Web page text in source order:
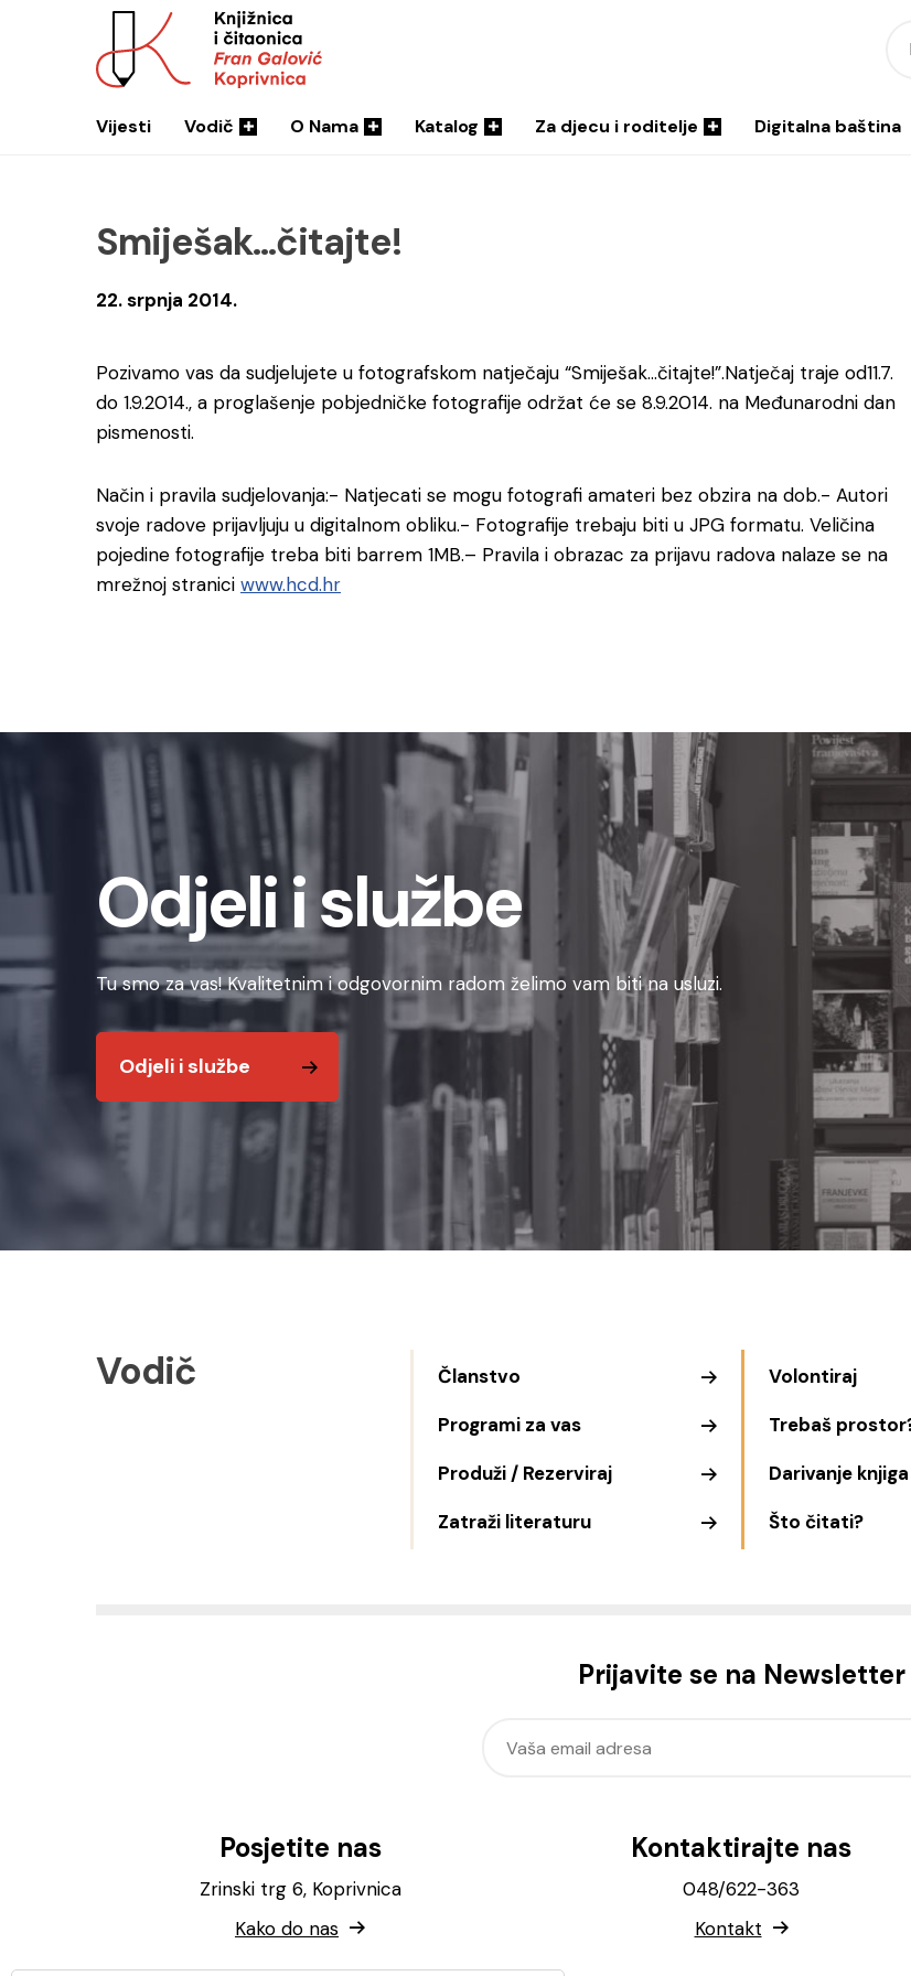
Vijesti Vodič O Nama Katalog Za djecu i roditelje Digitalna baština
Smiješak…čitajte!
22. srpnja 2014.
Pozivamo vas da sudjelujete u fotografskom natječaju “Smiješak…čitajte!”.Natječaj traje od11.7.
do 1.9.2014., a proglašenje pobjedničke fotografije održat će se 8.9.2014. na Međunarodni dan
pismenosti.
Način i pravila sudjelovanja:- Natjecati se mogu fotografi amateri bez obzira na dob.- Autori
svoje radove prijavljuju u digitalnom obliku.- Fotografije trebaju biti u JPG formatu. Veličina
pojedine fotografije treba biti barrem 1MB.– Pravila i obrazac za prijavu radova nalaze se na
mrežnoj stranici www.hcd.hr
Odjeli i službe
Tu smo za vas! Kvalitetnim i odgovornim radom želimo vam biti na usluzi.
Odjeli i službe
Vodič
Članstvo
Programi za vas
Produži / Rezerviraj
Zatraži literaturu
Volontiraj
Trebaš
Darivanje knjiga
Što čitati?
Prijavite se na Newsletter
Posjetite nas
Zrinski trg 6, Koprivnica
Kako do nas
Kontaktirajte nas
048/622-363
Kontakt